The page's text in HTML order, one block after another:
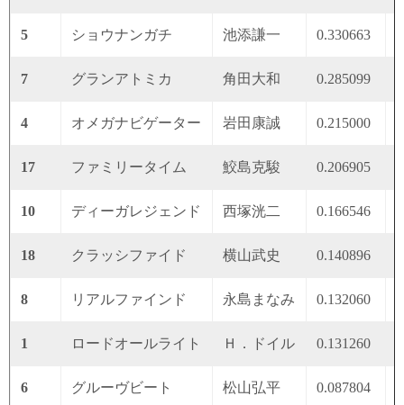
5 ショウナンガチ 池添謙一 0.330663
7 グランアトミカ 角田大和 0.285099
4 オメガナビゲーター 岩田康誠 0.215000
17 ファミリータイム 鮫島克駿 0.206905
10 ディーガレジェンド 西塚洸二 0.166546
18 クラッシファイド 横山武史 0.140896
8 リアルファインド 永島まなみ 0.132060
1 ロードオールライト Ｈ．ドイル 0.131260
6 グルーヴビート 松山弘平 0.087804